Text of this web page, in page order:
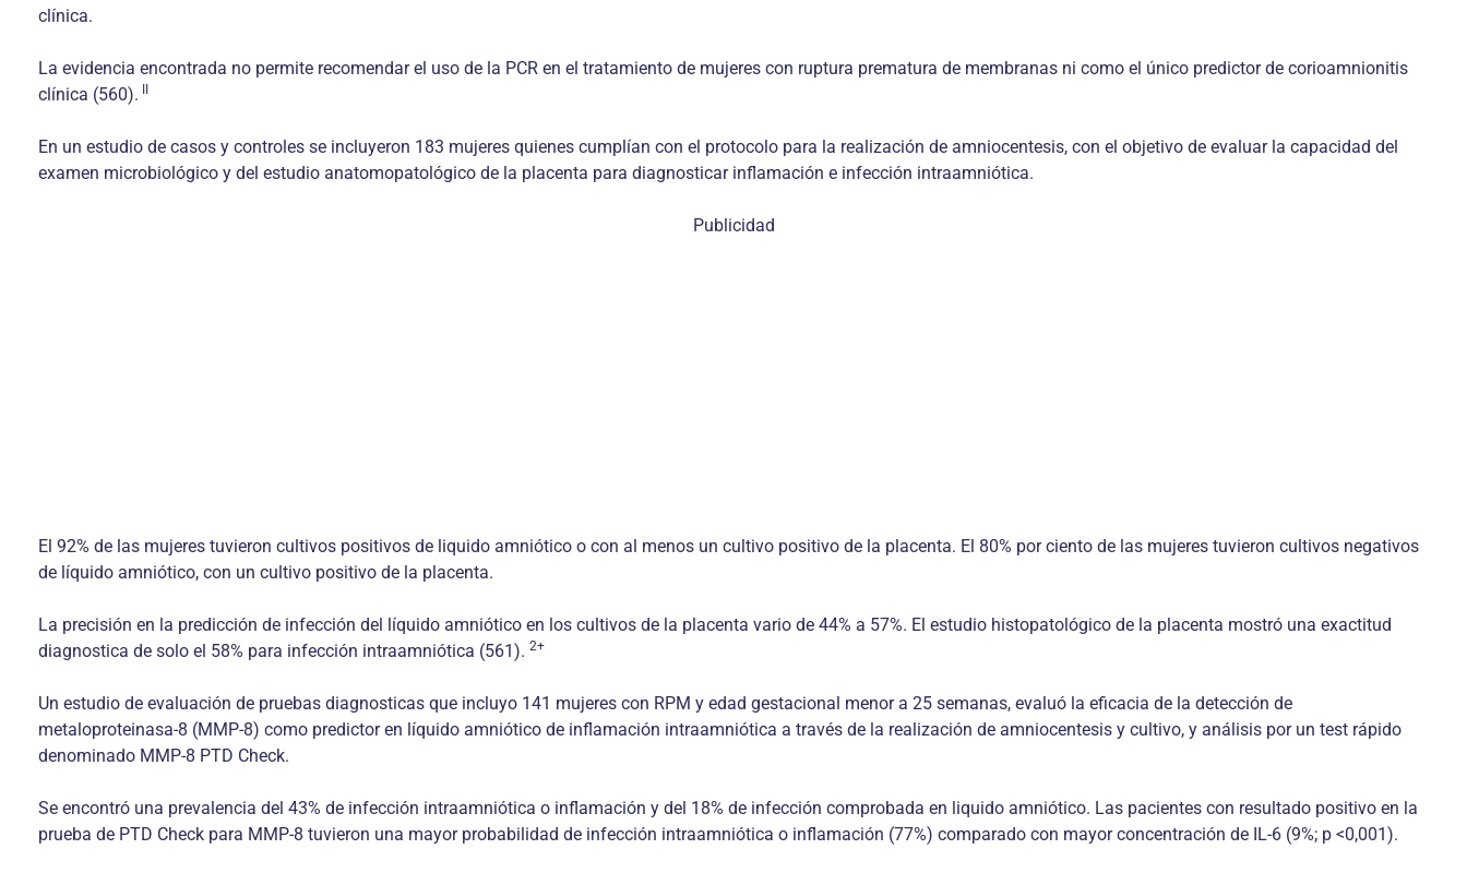
clínica.
La evidencia encontrada no permite recomendar el uso de la PCR en el tratamiento de mujeres con ruptura prematura de membranas ni como el único predictor de corioamnionitis
clínica (560). II
En un estudio de casos y controles se incluyeron 183 mujeres quienes cumplían con el protocolo para la realización de amniocentesis, con el objetivo de evaluar la capacidad del
examen microbiológico y del estudio anatomopatológico de la placenta para diagnosticar inflamación e infección intraamniótica.
Publicidad
El 92% de las mujeres tuvieron cultivos positivos de liquido amniótico o con al menos un cultivo positivo de la placenta. El 80% por ciento de las mujeres tuvieron cultivos negativos
de líquido amniótico, con un cultivo positivo de la placenta.
La precisión en la predicción de infección del líquido amniótico en los cultivos de la placenta vario de 44% a 57%. El estudio histopatológico de la placenta mostró una exactitud
diagnostica de solo el 58% para infección intraamniótica (561). 2+
Un estudio de evaluación de pruebas diagnosticas que incluyo 141 mujeres con RPM y edad gestacional menor a 25 semanas, evaluó la eficacia de la detección de
metaloproteinasa-8 (MMP-8) como predictor en líquido amniótico de inflamación intraamniótica a través de la realización de amniocentesis y cultivo, y análisis por un test rápido
denominado MMP-8 PTD Check.
Se encontró una prevalencia del 43% de infección intraamniótica o inflamación y del 18% de infección comprobada en liquido amniótico. Las pacientes con resultado positivo en la
prueba de PTD Check para MMP-8 tuvieron una mayor probabilidad de infección intraamniótica o inflamación (77%) comparado con mayor concentración de IL-6 (9%; p <0,001).